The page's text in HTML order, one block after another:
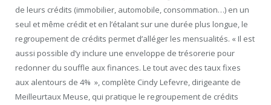
de leurs crédits (immobilier, automobile, consommation…) en un
seul et même crédit et en l’étalant sur une durée plus longue, le
regroupement de crédits permet d’alléger les mensualités. « Il est
aussi possible d’y inclure une enveloppe de trésorerie pour
redonner du souffle aux finances. Le tout avec des taux fixes
aux alentours de 4% », complète Cindy Lefevre, dirigeante de
Meilleurtaux Meuse, qui pratique le regroupement de crédits